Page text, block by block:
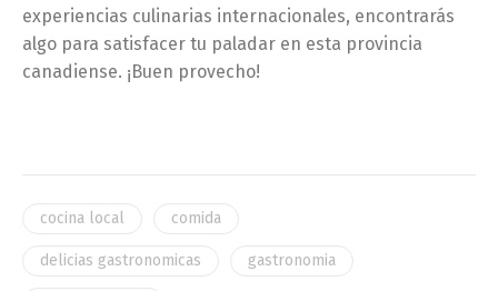
experiencias culinarias internacionales, encontrarás
algo para satisfacer tu paladar en esta provincia
canadiense. ¡Buen provecho!
cocina local comida
delicias gastronomicas gastronomia